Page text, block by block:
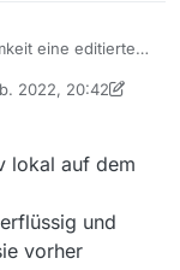
eine editierte
ausbügeln,
lösche
manuell laden”
“Das laden
mir jemand mit
Voraus.
2022, 20:42
Ein ehemaliger
lokal auf dem
und
vorher